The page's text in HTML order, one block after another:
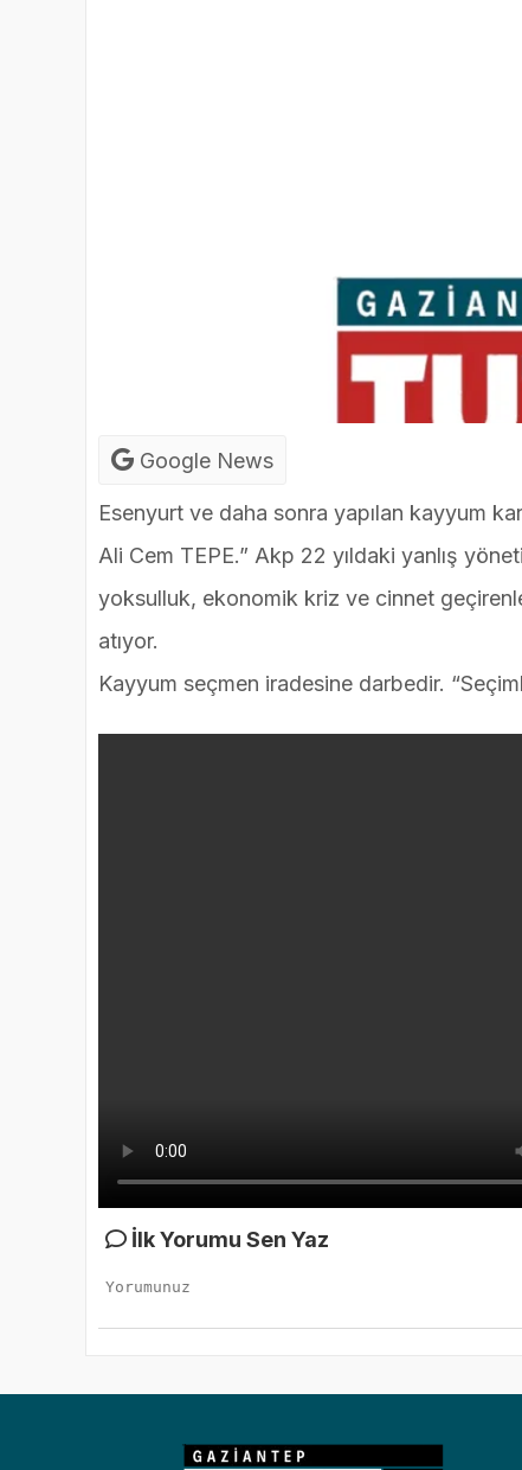
Google News
Esenyurt ve daha sonra yapılan kayyum
Ali Cem TEPE.” Akp 22 yıldaki yanlış
yoksulluk, ekonomik kriz ve cinnet
atıyor.
Kayyum seçmen iradesine darbedir.
İlk Yorumu Sen Yaz